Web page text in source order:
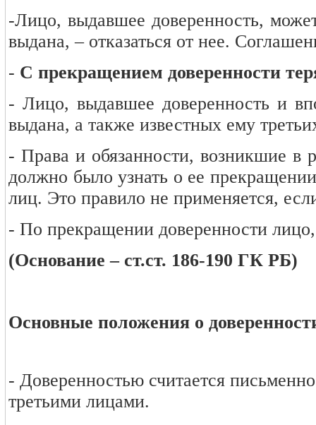
-Лицо, выдавшее доверенность,
выдана, – отказаться от нее.
- С прекращением доверенности
- Лицо, выдавшее доверенность и
выдана, а также известных ему
- Права и обязанности, возникшие в
должно было узнать о ее
лиц. Это правило не применяется,
- По прекращении доверенности
(Основание – ст.ст. 186-190 ГК РБ)
Основные положения о
- Доверенностью считается
третьими лицами.